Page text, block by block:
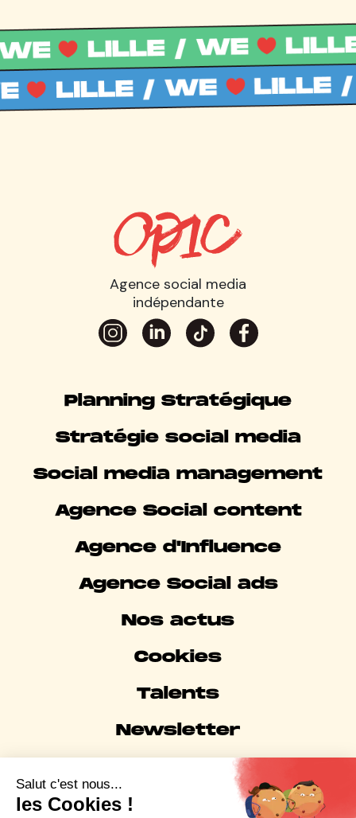
Agence social media
indépendante
Planning Stratégique
Stratégie social media
Social media management
Agence Social content
Agence d'Influence
Agence Social ads
Nos actus
Cookies
Talents
Newsletter
Mentions légales